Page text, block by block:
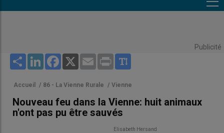
Publicité
Share LinkedInFacebook
X Email Print
Accueil / 86 - La Vienne Rurale / Vienne
Nouveau feu dans la Vienne: huit animaux
n'ont pas pu être sauvés
Elisabeth Hersand